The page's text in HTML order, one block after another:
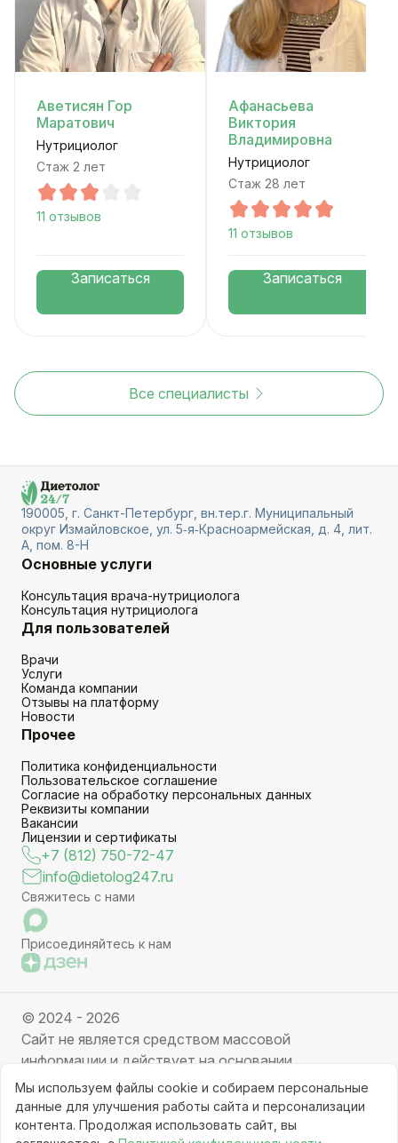
Аветисян Гор
Маратович
Нутрициолог
Стаж 2 лет
11 отзывов
Записаться
Афанасьева
Виктория
Владимировна
Нутрициолог
Стаж 28 лет
11 отзывов
Записаться
Все специалисты
190005, г. Санкт-Петербург, вн.тер.г. Муниципальный
округ Измайловское, ул. 5‑я‑Красноармейская, д. 4, лит.
А, пом. 8-Н
Основные услуги
Консультация врача-нутрициолога
Консультация нутрициолога
Для пользователей
Врачи
Услуги
Команда компании
Отзывы на платформу
Новости
Прочее
Политика конфиденциальности
Пользовательское соглашение
Согласие на обработку персональных данных
Реквизиты компании
Вакансии
Лицензии и сертификаты
+7 (812) 750-72-47
info@dietolog247.ru
Свяжитесь с нами
Присоединяйтесь к нам
© 2024 - 2026
Сайт не является средством массовой
информации и действует на основании
партнерских услуг. Отправляя заявку вы даете
свое согласие на обработку персональных данных.
Частичное или полное копирование информации с
Мы используем файлы cookie и собираем персональные
данные для улучшения работы сайта и персонализации
контента. Продолжая использовать сайт, вы